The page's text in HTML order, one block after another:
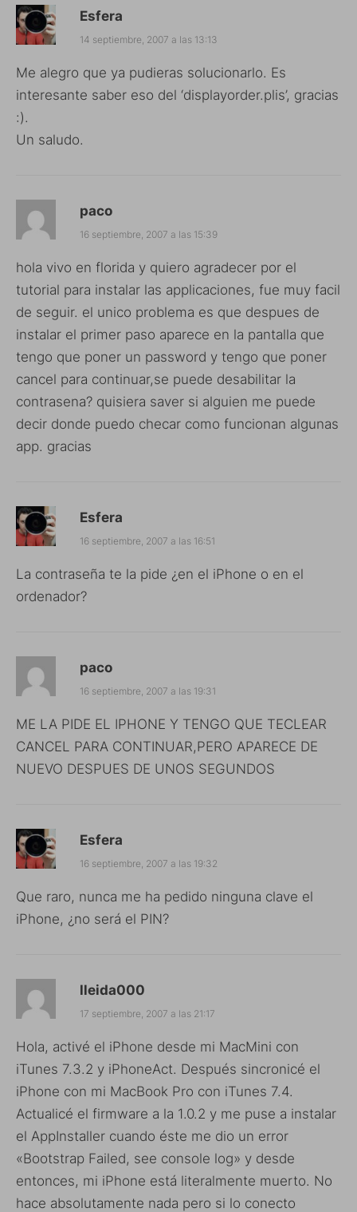
Esfera
14 septiembre, 2007 a las 13:13
Me alegro que ya pudieras solucionarlo. Es
interesante saber eso del ‘displayorder.plis’, gracias
:).
Un saludo.
paco
16 septiembre, 2007 a las 15:39
hola vivo en florida y quiero agradecer por el
tutorial para instalar las applicaciones, fue muy facil
de seguir. el unico problema es que despues de
instalar el primer paso aparece en la pantalla que
tengo que poner un password y tengo que poner
cancel para continuar,se puede desabilitar la
contrasena? quisiera saver si alguien me puede
decir donde puedo checar como funcionan algunas
app. gracias
Esfera
16 septiembre, 2007 a las 16:51
La contraseña te la pide ¿en el iPhone o en el
ordenador?
paco
16 septiembre, 2007 a las 19:31
ME LA PIDE EL IPHONE Y TENGO QUE TECLEAR
CANCEL PARA CONTINUAR,PERO APARECE DE
NUEVO DESPUES DE UNOS SEGUNDOS
Esfera
16 septiembre, 2007 a las 19:32
Que raro, nunca me ha pedido ninguna clave el
iPhone, ¿no será el PIN?
lleida000
17 septiembre, 2007 a las 21:17
Hola, activé el iPhone desde mi MacMini con
iTunes 7.3.2 y iPhoneAct. Después sincronicé el
iPhone con mi MacBook Pro con iTunes 7.4.
Actualicé el firmware a la 1.0.2 y me puse a instalar
el AppInstaller cuando éste me dio un error
«Bootstrap Failed, see console log» y desde
entonces, mi iPhone está literalmente muerto. No
hace absolutamente nada pero si lo conecto